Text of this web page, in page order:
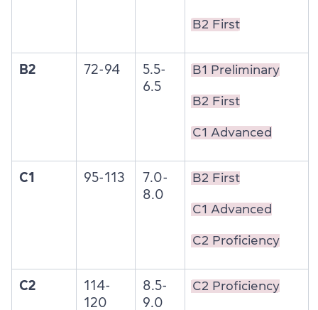
B2 First
B2 72-94
5.5-
6.5
B1 Preliminary
B2 First
C1 Advanced
C1 95-113
7.0-
8.0
B2 First
C1 Advanced
C2 Proficiency
C2
114-
120
8.5-
9.0
C2 Proficiency